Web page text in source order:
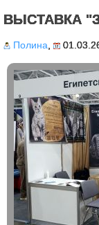
ВЫСТАВКА
Полина